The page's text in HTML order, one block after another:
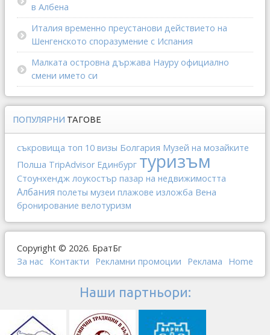
в Албена
Италия временно преустанови действието на
Шенгенското споразумение с Испания
Малката островна държава Науру официално
смени името си
ПОПУЛЯРНИ ТАГОВЕ
съкровища топ 10 визы Болгария Музей на мозайките
Полша TripAdvisor Единбург туризъм
Стоунхендж лоукостър пазар на недвижимостта
Албания полеты музеи плажове изложба Вена
бронирование велотуризм
Copyright © 2026. БратБг
За нас Контакти Рекламни промоции Реклама Home
Наши партньори: